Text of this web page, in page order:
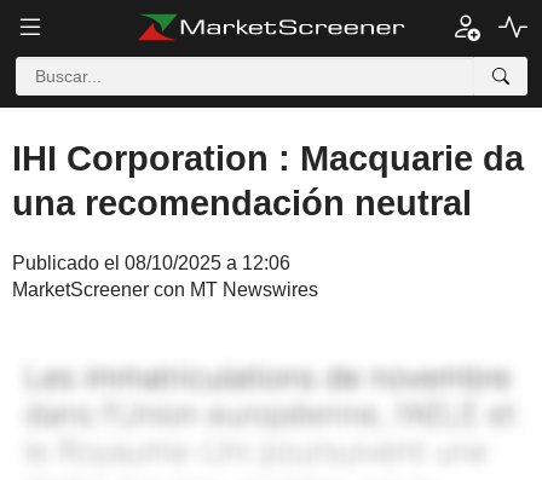
IHI Corporation : Macquarie da
una recomendación neutral
Publicado el 08/10/2025 a 12:06
MarketScreener con MT Newswires